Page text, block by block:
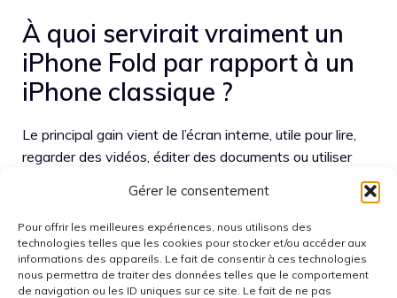
Gérer le consentement
Pour offrir les meilleures expériences, nous utilisons des
technologies telles que les cookies pour stocker et/ou accéder aux
informations des appareils. Le fait de consentir à ces technologies
nous permettra de traiter des données telles que le comportement
de navigation ou les ID uniques sur ce site. Le fait de ne pas
À quoi servirait vraiment un
iPhone Fold par rapport à un
iPhone classique ?
Le principal gain vient de l’écran interne, utile pour lire,
regarder des vidéos, éditer des documents ou utiliser
deux apps côte à côte. En mode fermé, l’écran externe
conserverait un usage rapide à une main, ce qui évite de
déplier l’appareil à chaque interaction.
Vous pourriez aimer: